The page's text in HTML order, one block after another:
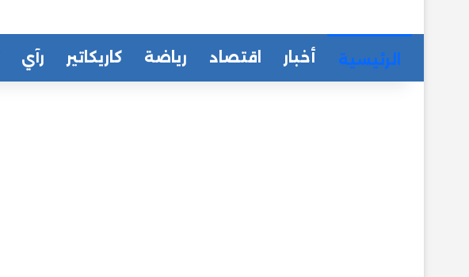
الرئيسية أخبار اقتصاد رياضة كاريكاتير رآي